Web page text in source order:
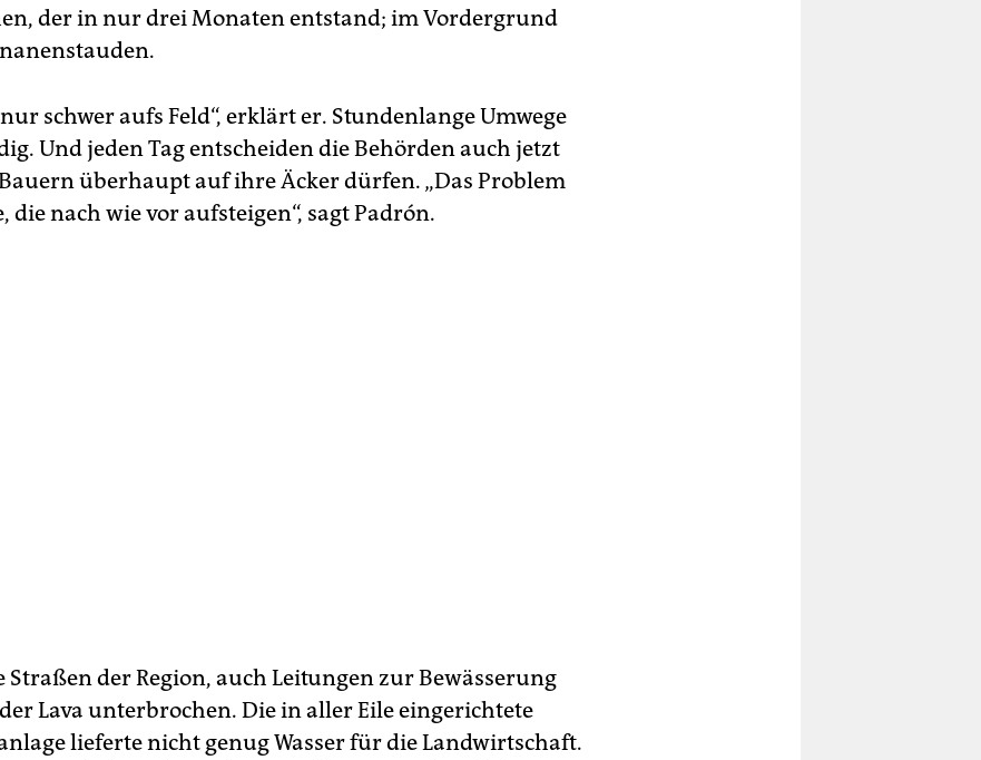
der in nur drei Monaten entstand; im Vordergrund
schwer aufs Feld“, erklärt er. Stundenlange Umwege
Und jeden Tag entscheiden die Behörden auch jetzt
überhaupt auf ihre Äcker dürfen. „Das Problem
die nach wie vor aufsteigen“, sagt Padrón.
der Region, auch Leitungen zur Bewässerung
Lava unterbrochen. Die in aller Eile eingerichtete
lieferte nicht genug Wasser für die Landwirtschaft.